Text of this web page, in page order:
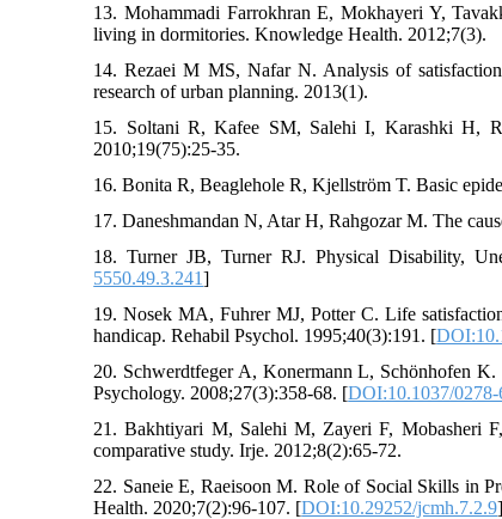
13. Mohammadi Farrokhran E, Mokhayeri Y,
living in dormitories. Knowledge Health. 2012;7(3).
14. Rezaei M MS, Nafar N. Analysis of
research of urban planning. 2013(1).
15. Soltani R, Kafee SM, Salehi I, Karashki H,
2010;19(75):25-35.
16. Bonita R, Beaglehole R, Kjellström T. Basic
17. Daneshmandan N, Atar H, Rahgozar M. The
18. Turner JB, Turner RJ. Physical Disability,
5550.49.3.241]
19. Nosek MA, Fuhrer MJ, Potter C. Life
handicap. Rehabil Psychol. 1995;40(3):191. [
20. Schwerdtfeger A, Konermann L, Schönhofen K.
Psychology. 2008;27(3):358-68. [DOI:10.1037/
21. Bakhtiyari M, Salehi M, Zayeri F, Mobasheri
comparative study. Irje. 2012;8(2):65-72.
22. Saneie E, Raeisoon M. Role of Social Skills in
Health. 2020;7(2):96-107. [DOI:10.29252/jcmh.7.2.9]